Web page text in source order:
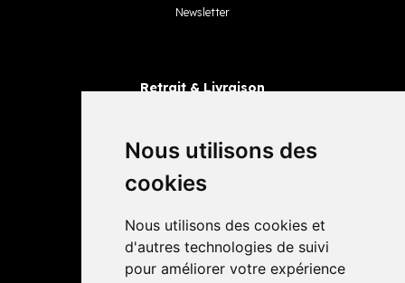
Nous utilisons des
cookies
Nous utilisons des cookies et
d'autres technologies de suivi
pour améliorer votre expérience
Newsletter
Retrait & Livraison
Livraisons
4,4 / 5 65 avis